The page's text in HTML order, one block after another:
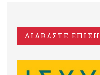
ΔΙΑΒΑΣΤΕ